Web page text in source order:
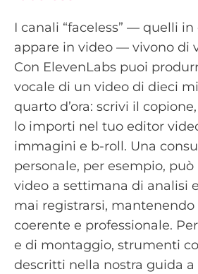
I canali “faceless” — quelli
appare in video — vivono di
Con ElevenLabs puoi
vocale di un video di dieci
quarto d’ora: scrivi il
lo importi nel tuo editor
immagini e b-roll. Una
personale, per esempio,
video a settimana di analisi
mai registrarsi, mantenendo
coerente e professionale.
e di montaggio, strumenti
descritti nella nostra guida a